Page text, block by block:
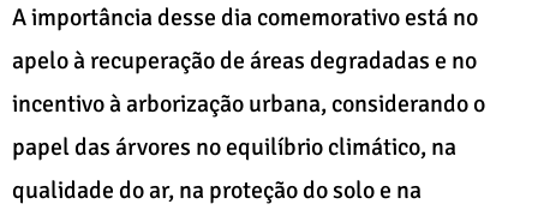
A importância desse dia comemorativo está no
apelo à recuperação de áreas degradadas e no
incentivo à arborização urbana, considerando o
papel das árvores no equilíbrio climático, na
qualidade do ar, na proteção do solo e na